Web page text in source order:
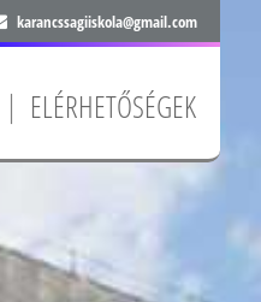
karancssagiiskola@gmail.com
ELÉRHETŐSÉGEK